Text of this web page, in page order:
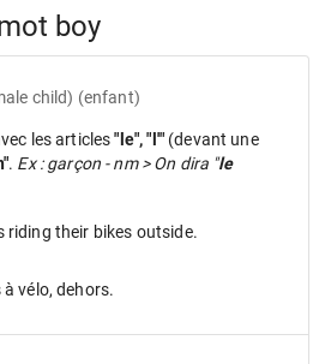
boy
child) (enfant)
les articles"le", "l'" (devant une
. Ex : garçon - nm > On dira "le
riding their bikes outside.
vélo, dehors.